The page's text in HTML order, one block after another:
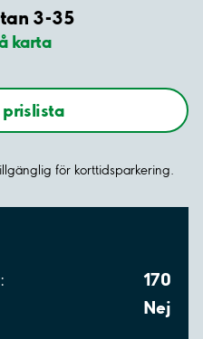
3-35
karta
för korttidsparkering.
170
Nej